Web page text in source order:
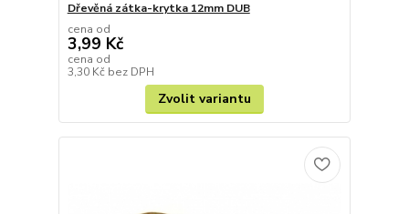
Dřevěná zátka-krytka 12mm DUB
cena od
3,99 Kč
cena od
3,30 Kč bez DPH
Zvolit variantu